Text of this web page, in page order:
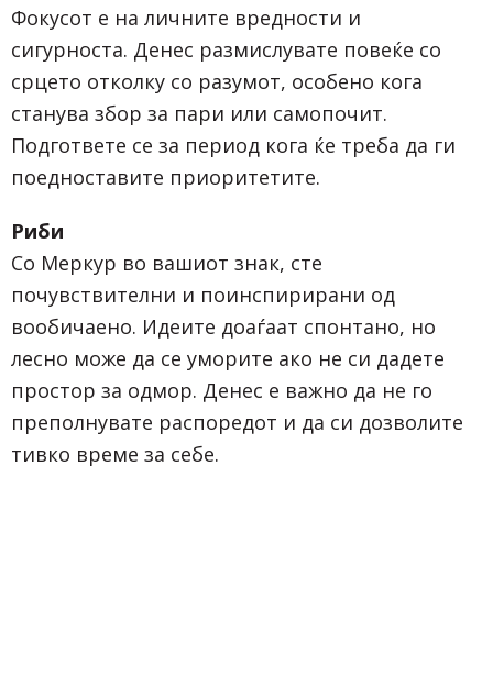
Фокусот е на личните вредности и
сигурноста. Денес размислувате повеќе со
срцето отколку со разумот, особено кога
станува збор за пари или самопочит.
Подгответе се за период кога ќе треба да ги
поедноставите приоритетите.
Риби
Со Меркур во вашиот знак, сте
почувствителни и поинспирирани од
вообичаено. Идеите доаѓаат спонтано, но
лесно може да се уморите ако не си дадете
простор за одмор. Денес е важно да не го
преполнувате распоредот и да си дозволите
тивко време за себе.